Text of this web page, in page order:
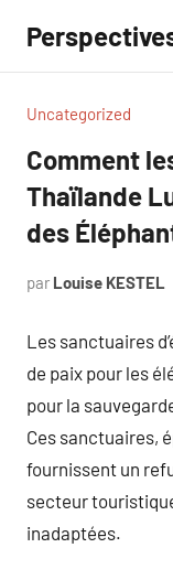
contenu
Uncategorized
Comment
Thaïlande
des
par Louise KESTEL
Les sanctuaires
de paix pour les
pour la
Ces sanctuaires,
fournissent un
secteur
inadaptées.